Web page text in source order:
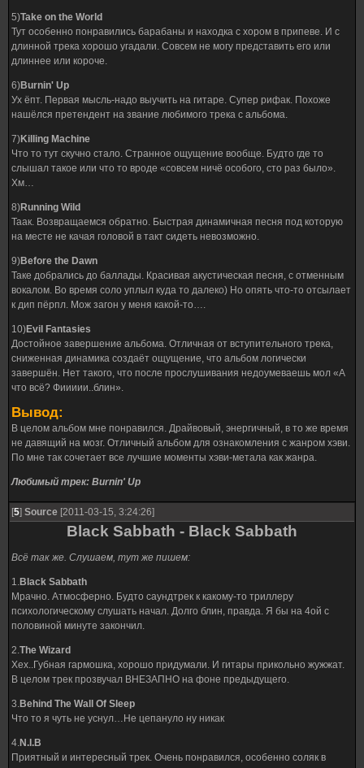
5)Take on the World
Тут особенно понравились барабаны и находка с хором в припеве. И с
длинной трека хорошо угадали. Совсем не могу представить его или
длиннее или короче.
6)Burnin' Up
Ух ёпт. Первая мысль-надо выучить на гитаре. Супер рифак. Похоже
нашёлся претендент на звание любимого трека с альбома.
7)Killing Machine
Что то тут скучно стало. Странное ощущение вообще. Будто где то
слышал такое или что то вроде «совсем ничё особого, сто раз было».
Хм…
8)Running Wild
Таак. Возвращаемся обратно. Быстрая динамичная песня под которую
на месте не качая головой в такт сидеть невозможно.
9)Before the Dawn
Таке добрались до баллады. Красивая акустическая песня, с отменным
вокалом. Во время соло уплыл куда то далеко) Но опять что-то отсылает
к дип пёрпл. Мож загон у меня какой-то….
10)Evil Fantasies
Достойное завершение альбома. Отличная от вступительного трека,
сниженная динамика создаёт ощущение, что альбом логически
завершён. Нет такого, что после прослушивания недоумеваешь мол «А
что всё? Фиииии..блин».
Вывод:
В целом альбом мне понравился. Драйвовый, энергичный, в то же время
не давящий на мозг. Отличный альбом для ознакомления с жанром хэви.
По мне так сочетает все лучшие моменты хэви-метала как жанра.
Любимый трек: Burnin' Up
[5] Source [2011-03-15, 3:24:26]
Black Sabbath - Black Sabbath
Всё так же. Слушаем, тут же пишем:
1.Black Sabbath
Мрачно. Атмосферно. Будто саундтрек к какому-то триллеру
психологическому слушать начал. Долго блин, правда. Я бы на 4ой с
половиной минуте закончил.
2.The Wizard
Хех..Губная гармошка, хорошо придумали. И гитары прикольно жужжат.
В целом трек прозвучал ВНЕЗАПНО на фоне предыдущего.
3.Behind The Wall Of Sleep
Что то я чуть не уснул…Не цепануло ну никак
4.N.I.B
Приятный и интересный трек. Очень понравился, особенно соляк в